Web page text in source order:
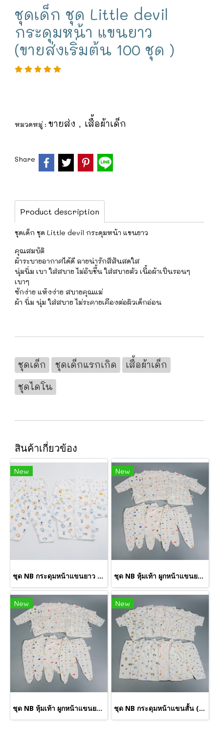
ชุดเด็ก ชุด Little devil
กระดุมหน้า แขนยาว
(ขายส่งเริ่มต้น 100 ชุด )
หมวดหมู่ : ขายส่ง , เสื้อผ้าเด็ก
Share
Product description
ชุดเด็ก ชุด Little devil กระดุมหน้า แขนยาว
คุณสมบัติ
ผ้าระบายอากาศได้ดี ลายน่ารักสีสันสดใส
นุ่มนิ่ม เบา ใส่สบาย ไม่อับชื้น ใส่สบายตัว เนื้อผ้าเป็นรอนๆ
เบาๆ
ซักง่าย แห้งง่าย สบายคุณแม่
ผ้า นิ่ม นุ่ม ใส่สบาย ไม่ระคายเคืองต่อผิวเด็กอ่อน
ชุดเด็ก ชุดเด็กแรกเกิด
เสื้อผ้าเด็ก
ชุดไดโน
สินค้าเกี่ยวข้อง
New
ชุด NB กระดุมหน้าแขนยาว (ขายส่งเริ่มต้น 100 ชุด)
New
ชุด NB หุ้มเท้า ผูกหน้าแขนยาว M (ขายส่งเริ่มต้น 100 ชุด )
New
ชุด NB หุ้มเท้า ผูกหน้าแขนยาว S (ขายส่งเริ่มต้น 100 ชุด)
New
ชุด NB กระดุมหน้าแขนสั้น (ขายส่งเริ่มต้น 100 ชุด )